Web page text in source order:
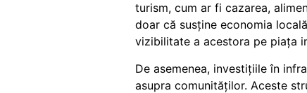
turism, cum ar fi cazarea,
doar că susține economia
vizibilitate a acestora pe piața
De asemenea, investițiile în
asupra comunităților. Aceste